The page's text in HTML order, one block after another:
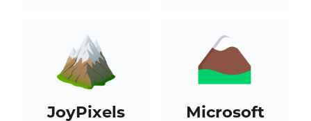
JoyPixels Microsoft